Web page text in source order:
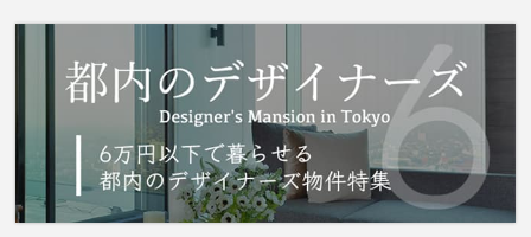
間いらずで嬉しい、外観タイル張りを採用して
送る為の第一歩がお部屋探しです。武蔵野市や
中央線吉祥寺付近へのお引っ越しをご検討して
いるなら、ぜひ当社にお任せ下さい。